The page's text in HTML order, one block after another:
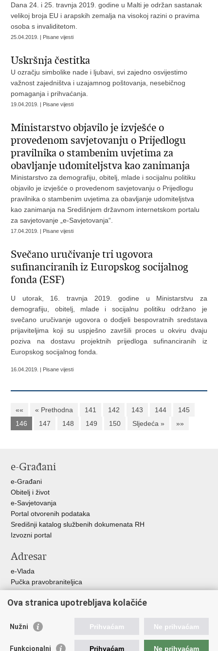
Dana 24. i 25. travnja 2019. godine u Malti je održan sastanak
velikoj broja EU i arapskih zemalja na visokoj razini o pravima
osoba s invaliditetom.
25.04.2019. | Pisane vijesti
Uskršnja čestitka
U ozračju simbolike nade i ljubavi, svi zajedno osvijestimo
važnost zajedništva i uzajamnog poštovanja, nesebičnog
pomaganja i prihvaćanja.
19.04.2019. | Pisane vijesti
Ministarstvo objavilo je izvješće o
provedenom savjetovanju o Prijedlogu
pravilnika o stambenim uvjetima za
obavljanje udomiteljstva kao zanimanja
Ministarstvo za demografiju, obitelj, mlade i socijalnu politiku
objavilo je izvješće o provedenom savjetovanju o Prijedlogu
pravilnika o stambenim uvjetima za obavljanje udomiteljstva
kao zanimanja na Središnjem državnom internetskom portalu
za savjetovanje „e-Savjetovanja“.
17.04.2019. | Pisane vijesti
Svečano uručivanje tri ugovora
sufinanciranih iz Europskog socijalnog
fonda (ESF)
U utorak, 16. travnja 2019. godine u Ministarstvu za
demografiju, obitelj, mlade i socijalnu politiku održano je
svečano uručivanje ugovora o dodjeli bespovratnih sredstava
prijaviteljima koji su uspješno završili proces u okviru dvaju
poziva na dostavu projektnih prijedloga sufinanciranih iz
Europskog socijalnog fonda.
16.04.2019. | Pisane vijesti
«« « Prethodna 141 142 143 144
145
146
147 148 149 150 Sljedeća » »»
e-Građani
e-Građani
Obitelj i život
e-Savjetovanja
Portal otvorenih podataka
Središnji katalog službenih dokumenata RH
Izvozni portal
Adresar
e-Vlada
Pučka pravobraniteljica
Pravobraniteljica za ravnopravnost spolova
Pravobraniteljica za djecu
Povjerenik za informiranje
Korisne poveznice
Ova stranica upotrebljava kolačiće
Nužni Prihvaćam Ne prihvaćam
Funkcionalni Prihvaćam Ne prihvaćam